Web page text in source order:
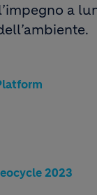
a
2023